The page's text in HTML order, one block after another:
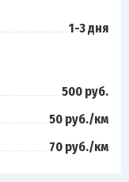
1-3 дня
500 руб.
50 руб./км
70 руб./км